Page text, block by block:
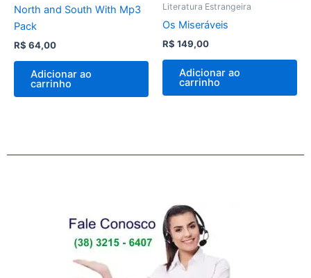
North and South With Mp3
Pack
R$ 64,00
Adicionar ao
carrinho
Literatura Estrangeira
Os Miseráveis
R$ 149,00
Adicionar ao
carrinho